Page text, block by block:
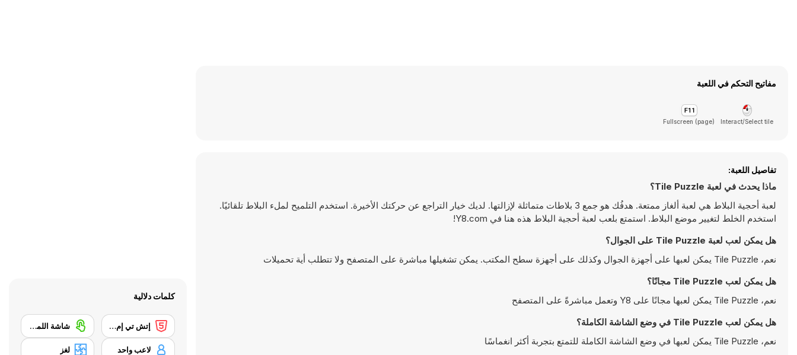
مفاتيح التحكم في اللعبة
Interact/Select tile
Fullscreen (page)
تفاصيل اللعبة:
ماذا يحدث في لعبة Tile Puzzle؟
لعبة أحجية البلاط هي لعبة ألغاز ممتعة. هدفُك هو جمع 3 بلاطات متماثلة لإزالتها. لديك خيار التراجع عن حركتك الأخيرة. استخدم التلميح لملء البلاط تلقائيًا.
استخدم الخلط لتغيير موضع البلاط. استمتع بلعب لعبة أحجية البلاط هذه هنا في Y8.com!
هل يمكن لعب لعبة Tile Puzzle على الجوال؟
نعم، Tile Puzzle يمكن لعبها على أجهزة الجوال وكذلك على أجهزة سطح المكتب. يمكن تشغيلها مباشرة على المتصفح ولا تتطلب أية تحميلات
هل يمكن لعب Tile Puzzle مجانًا؟
نعم، Tile Puzzle يمكن لعبها مجانًا على Y8 وتعمل مباشرةً على المتصفح
هل يمكن لعب Tile Puzzle في وضع الشاشة الكاملة؟
نعم، Tile Puzzle يمكن لعبها في وضع الشاشة الكاملة للتمتع بتجربة أكثر انغماسًا
كلمات دلالية
إتش تي إم إل 5 شاشة اللمس
لاعب واحد لغز